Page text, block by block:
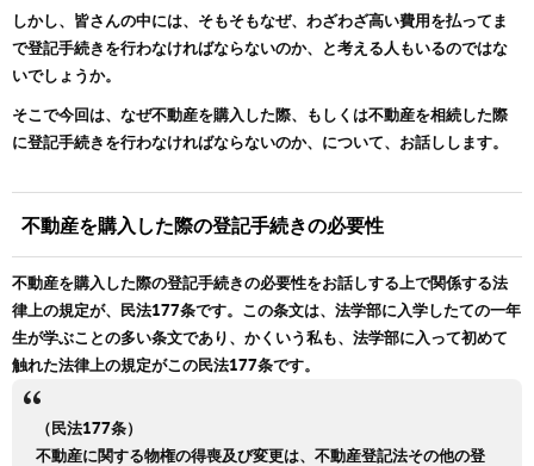
しかし、皆さんの中には、そもそもなぜ、わざわざ高い費用を払ってま
で登記手続きを行わなければならないのか、と考える人もいるのではな
いでしょうか。
そこで今回は、なぜ不動産を購入した際、もしくは不動産を相続した際
に登記手続きを行わなければならないのか、について、お話しします。
不動産を購入した際の登記手続きの必要性
不動産を購入した際の登記手続きの必要性をお話しする上で関係する法
律上の規定が、民法177条です。この条文は、法学部に入学したての一年
生が学ぶことの多い条文であり、かくいう私も、法学部に入って初めて
触れた法律上の規定がこの民法177条です。
（民法177条）
不動産に関する物権の得喪及び変更は、不動産登記法その他の登